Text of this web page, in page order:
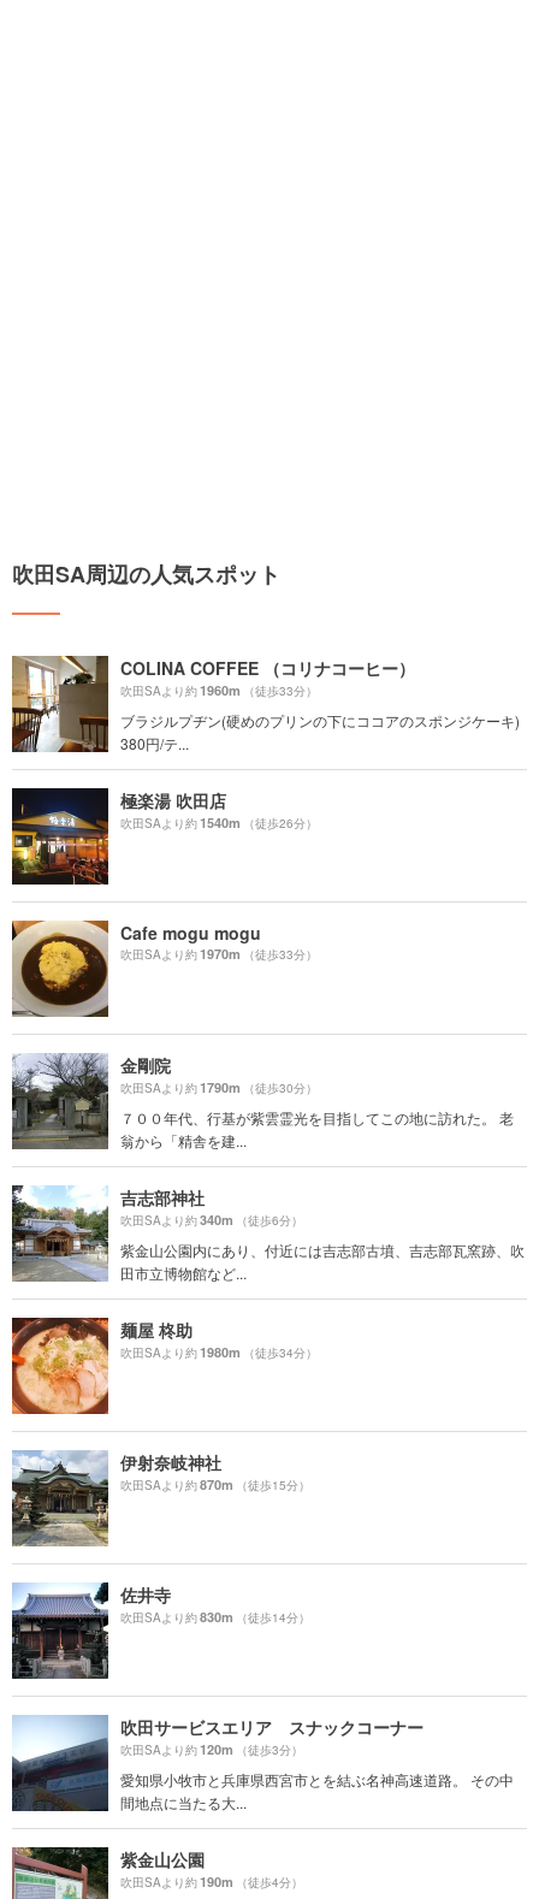
吹田SA周辺の人気スポット
COLINA COFFEE （コリナコーヒー）
吹田SAより約1960m （徒歩33分）
ブラジルプヂン(硬めのプリンの下にココアのスポンジケーキ)
380円/テ...
極楽湯 吹田店
吹田SAより約1540m （徒歩26分）
Cafe mogu mogu
吹田SAより約1970m （徒歩33分）
金剛院
吹田SAより約1790m （徒歩30分）
７００年代、行基が紫雲霊光を目指してこの地に訪れた。 老
翁から「精舎を建...
吉志部神社
吹田SAより約340m （徒歩6分）
紫金山公園内にあり、付近には吉志部古墳、吉志部瓦窯跡、吹
田市立博物館など...
麺屋 柊助
吹田SAより約1980m （徒歩34分）
伊射奈岐神社
吹田SAより約870m （徒歩15分）
佐井寺
吹田SAより約830m （徒歩14分）
吹田サービスエリア スナックコーナー
吹田SAより約120m （徒歩3分）
愛知県小牧市と兵庫県西宮市とを結ぶ名神高速道路。 その中
間地点に当たる大...
紫金山公園
吹田SAより約190m （徒歩4分）